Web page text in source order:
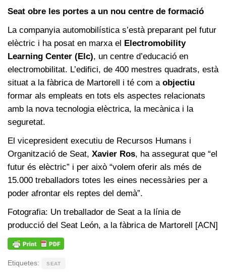
Seat obre les portes a un nou centre de formació
La companyia automobilística s’està preparant pel futur
elèctric i ha posat en marxa el Electromobility
Learning Center (Elc), un centre d’educació en
electromobilitat. L’edifici, de 400 mestres quadrats, està
situat a la fàbrica de Martorell i té com a objectiu
formar als empleats en tots els aspectes relacionats
amb la nova tecnologia elèctrica, la mecànica i la
seguretat.
El vicepresident executiu de Recursos Humans i
Organització de Seat, Xavier Ros, ha assegurat que “el
futur és elèctric” i per això “volem oferir als més de
15.000 treballadors totes les eines necessàries per a
poder afrontar els reptes del demà”.
Fotografia: Un treballador de Seat a la línia de
producció del Seat León, a la fàbrica de Martorell [ACN]
Etiquetes: SEAT